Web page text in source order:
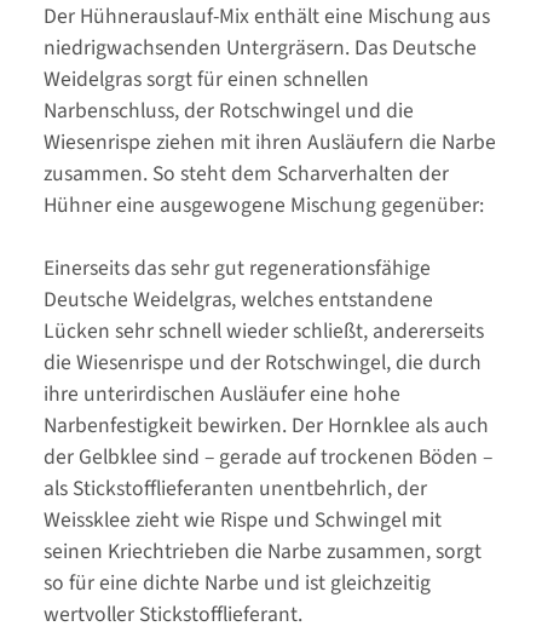
Der Hühnerauslauf-Mix enthält eine Mischung aus
niedrigwachsenden Untergräsern. Das Deutsche
Weidelgras sorgt für einen schnellen
Narbenschluss, der Rotschwingel und die
Wiesenrispe ziehen mit ihren Ausläufern die Narbe
zusammen. So steht dem Scharverhalten der
Hühner eine ausgewogene Mischung gegenüber:
Einerseits das sehr gut regenerationsfähige
Deutsche Weidelgras, welches entstandene
Lücken sehr schnell wieder schließt, andererseits
die Wiesenrispe und der Rotschwingel, die durch
ihre unterirdischen Ausläufer eine hohe
Narbenfestigkeit bewirken. Der Hornklee als auch
der Gelbklee sind – gerade auf trockenen Böden –
als Stickstofflieferanten unentbehrlich, der
Weissklee zieht wie Rispe und Schwingel mit
seinen Kriechtrieben die Narbe zusammen, sorgt
so für eine dichte Narbe und ist gleichzeitig
wertvoller Stickstofflieferant.